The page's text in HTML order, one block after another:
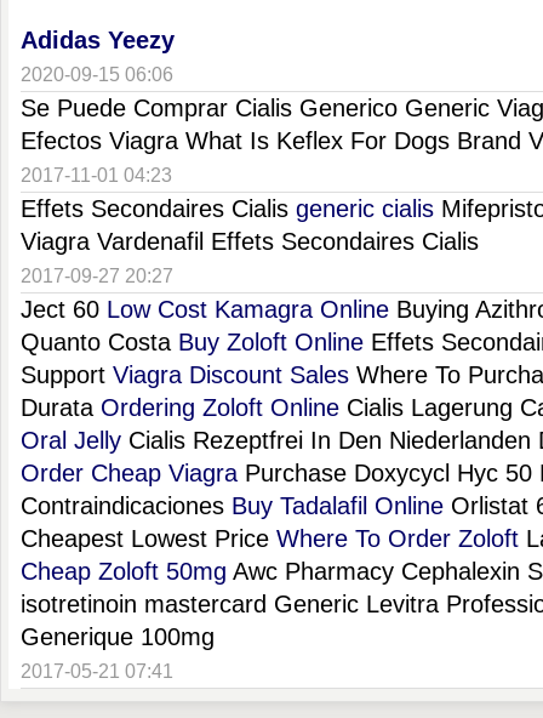
Adidas Yeezy
2020-09-15 06:06
Se Puede Comprar Cialis Generico Generic
Efectos Viagra What Is Keflex For Dogs Brand
2017-11-01 04:23
Effets Secondaires Cialis generic cialis
Viagra Vardenafil Effets Secondaires Cialis
2017-09-27 20:27
Ject 60 Low Cost Kamagra Online Buying
Quanto Costa Buy Zoloft Online Effets
Support Viagra Discount Sales Where To
Durata Ordering Zoloft Online Cialis Lagerung
Oral Jelly Cialis Rezeptfrei In Den
Order Cheap Viagra Purchase Doxycycl Hyc 50
Contraindicaciones Buy Tadalafil Online Orlistat
Cheapest Lowest Price Where To Order Zoloft
Cheap Zoloft 50mg Awc Pharmacy Cephalexin
isotretinoin mastercard Generic Levitra
Generique 100mg
2017-05-21 07:41